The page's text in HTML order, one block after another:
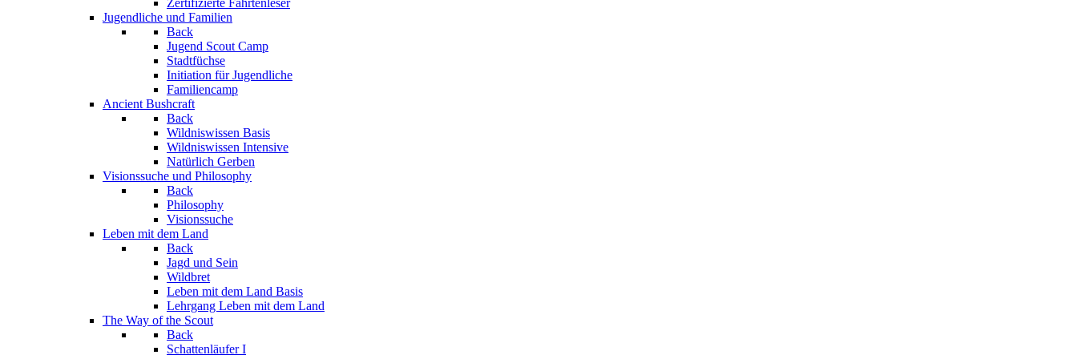
Jugendliche und Familien
Back
Jugend Scout Camp
Stadtfüchse
Initiation für Jugendliche
Familiencamp
Ancient Bushcraft
Back
Wildniswissen Basis
Wildniswissen Intensive
Natürlich Gerben
Visionssuche und Philosophy
Back
Philosophy
Visionssuche
Leben mit dem Land
Back
Jagd und Sein
Wildbret
Leben mit dem Land Basis
Lehrgang Leben mit dem Land
The Way of the Scout
Back
Schattenläufer I